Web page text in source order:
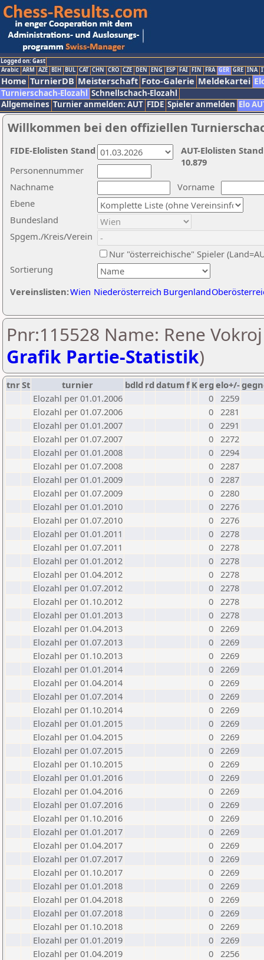
Logged on: Gast
Arabic ARM AZE BIH BUL CAT CHN CRO CZE DEN ENG ESP FAI FIN FRA GER GRE INA
Home TurnierDB Meisterschaft Foto-Galerie Meldekartei
Turnierschach-Elozahl Schnellschach-Elozahl
Allgemeines Turnier anmelden: AUT FIDE Spieler anmelden Elo
Willkommen bei den offiziellen
Nachname
Vorname
Ebene
Sortierung
Personennummer
Bundesland
Spgem./Kreis/Verein
Nur "österreichische" Spieler
Vereinslisten:Wien Niederösterreich Burgenland
AUT-Elolisten
10.879
FIDE-Elolisten Stand
Pnr:115528 Name: Rene
Grafik Partie-Statistik)
tnrSt turnier bdld rd datumf Kerg elo+/-
Elozahl per 01.01.2006
0 2259
Elozahl per 01.07.2006
0 2281
Elozahl per 01.01.2007
0 2291
Elozahl per 01.07.2007
0 2272
Elozahl per 01.01.2008
0 2294
Elozahl per 01.07.2008
0 2287
Elozahl per 01.01.2009
0 2287
Elozahl per 01.07.2009
0 2280
Elozahl per 01.01.2010
0 2276
Elozahl per 01.07.2010
0 2276
Elozahl per 01.01.2011
0 2278
Elozahl per 01.07.2011
0 2278
Elozahl per 01.01.2012
0 2278
Elozahl per 01.04.2012
0 2278
Elozahl per 01.07.2012
0 2278
Elozahl per 01.10.2012
0 2278
Elozahl per 01.01.2013
0 2278
Elozahl per 01.04.2013
0 2269
Elozahl per 01.07.2013
0 2269
Elozahl per 01.10.2013
0 2269
Elozahl per 01.01.2014
0 2269
Elozahl per 01.04.2014
0 2269
Elozahl per 01.07.2014
0 2269
Elozahl per 01.10.2014
0 2269
Elozahl per 01.01.2015
0 2269
Elozahl per 01.04.2015
0 2269
Elozahl per 01.07.2015
0 2269
Elozahl per 01.10.2015
0 2269
Elozahl per 01.01.2016
0 2269
Elozahl per 01.04.2016
0 2269
Elozahl per 01.07.2016
0 2269
Elozahl per 01.10.2016
0 2269
Elozahl per 01.01.2017
0 2269
Elozahl per 01.04.2017
0 2269
Elozahl per 01.07.2017
0 2269
Elozahl per 01.10.2017
0 2269
Elozahl per 01.01.2018
0 2269
Elozahl per 01.04.2018
0 2269
Elozahl per 01.07.2018
0 2269
Elozahl per 01.10.2018
0 2269
Elozahl per 01.01.2019
0 2269
Elozahl per 01.04.2019
0 2256